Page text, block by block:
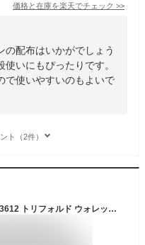
価格と在庫を楽天でチェック >>
の配布はいかがでしょう
いにもぴったりです。
で使いやすいのもよいで
ト（2件）
セール SALE CHUMS チャムス CH60-3612 トリフォルド ウォレット スウェット ナイロン TRIFOLD WALLET SWEAT NYLON メンズ レディース 男女兼用 財布 三つ折り アウトドア キャンプ 普段使い キーリング スウェット ベルクロ 撥水 撥油 防汚 26ss 春夏